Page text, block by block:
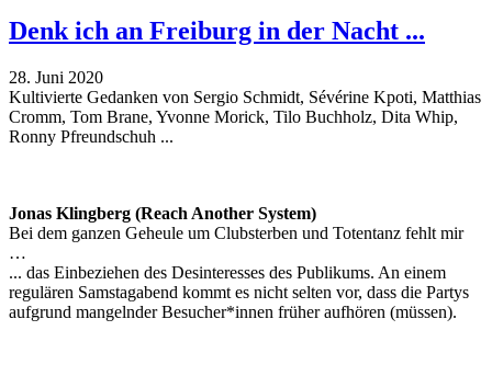
Denk ich an Freiburg in der Nacht ...
28. Juni 2020
Kultivierte Gedanken von Sergio Schmidt, Sévérine Kpoti, Matthias
Cromm, Tom Brane, Yvonne Morick, Tilo Buchholz, Dita Whip,
Ronny Pfreundschuh ...
Jonas Klingberg (Reach Another System)
Bei dem ganzen Geheule um Clubsterben und Totentanz fehlt mir
…
... das Einbeziehen des Desinteresses des Publikums. An einem
regulären Samstagabend kommt es nicht selten vor, dass die Partys
aufgrund mangelnder Besucher*innen früher aufhören (müssen).